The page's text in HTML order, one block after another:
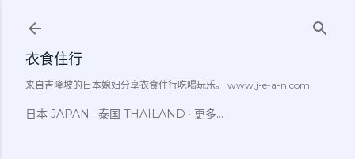
衣食住行
来自吉隆坡的日本媳妇分享衣食住行吃喝玩乐。 www.j-e-a-n.com
日本 JAPAN 泰国 THAILAND 更多…